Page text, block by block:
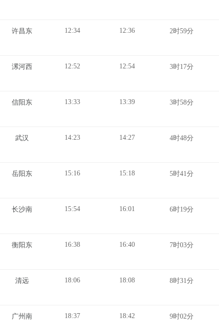
许昌东 12:34 12:36 2时59分
漯河西 12:52 12:54 3时17分
信阳东 13:33 13:39 3时58分
武汉 14:23 14:27 4时48分
岳阳东 15:16 15:18 5时41分
长沙南 15:54 16:01 6时19分
衡阳东 16:38 16:40 7时03分
清远 18:06 18:08 8时31分
广州南 18:37 18:42 9时02分